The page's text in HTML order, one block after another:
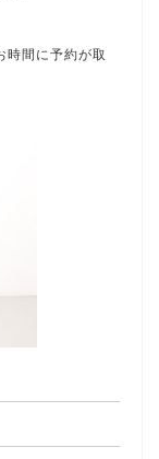
時間に予約が取